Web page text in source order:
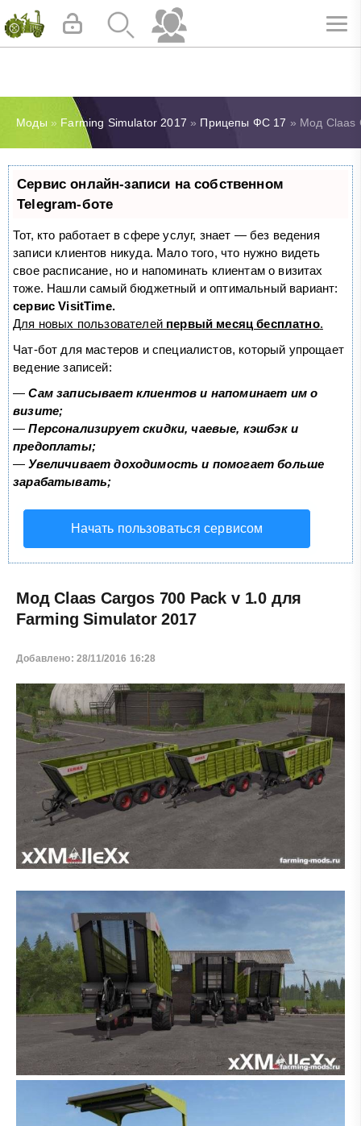
Моды » Farming Simulator 2017 » Прицепы ФС 17 » Мод Claas
Сервис онлайн-записи на собственном
Telegram-боте
Тот, кто работает в сфере услуг, знает — без ведения
записи клиентов никуда. Мало того, что нужно видеть
свое расписание, но и напоминать клиентам о визитах
тоже. Нашли самый бюджетный и оптимальный вариант:
сервис VisitTime.
Для новых пользователей первый месяц бесплатно.
Чат-бот для мастеров и специалистов, который упрощает
ведение записей:
—Сам записывает клиентов и напоминает им о
визите;
—Персонализирует скидки, чаевые, кэшбэк и
предоплаты;
—Увеличивает доходимость и помогает больше
зарабатывать;
Начать пользоваться сервисом
Мод Claas Cargos 700 Pack v 1.0 для
Farming Simulator 2017
Добавлено: 28/11/2016 16:28